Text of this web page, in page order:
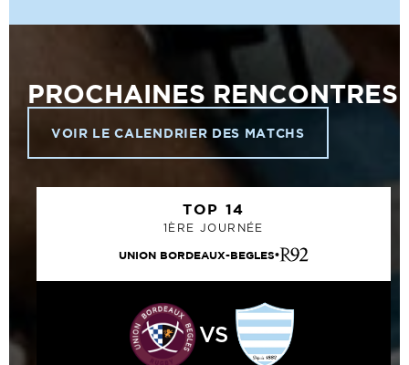
PROCHAINES RENCONTRES
VOIR LE CALENDRIER DES MATCHS
TOP 14
1ÈRE JOURNÉE
UNION BORDEAUX-BEGLES
VS